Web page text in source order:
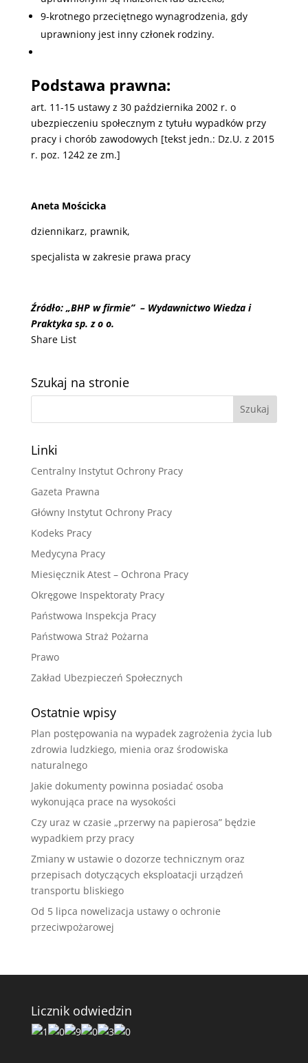
9-krotnego przeciętnego wynagrodzenia, gdy
uprawniony jest inny członek rodziny.
Podstawa prawna:
art. 11-15 ustawy z 30 października 2002 r. o
ubezpieczeniu społecznym z tytułu wypadków przy
pracy i chorób zawodowych [tekst jedn.: Dz.U. z 2015
r. poz. 1242 ze zm.]
Aneta Mościcka
dziennikarz, prawnik,
specjalista w zakresie prawa pracy
Źródło: „BHP w firmie” – Wydawnictwo Wiedza i
Praktyka sp. z o o.
Share List
Szukaj na stronie
Linki
Centralny Instytut Ochrony Pracy
Gazeta Prawna
Główny Instytut Ochrony Pracy
Kodeks Pracy
Medycyna Pracy
Miesięcznik Atest – Ochrona Pracy
Okręgowe Inspektoraty Pracy
Państwowa Inspekcja Pracy
Państwowa Straż Pożarna
Prawo
Zakład Ubezpieczeń Społecznych
Ostatnie wpisy
Plan postępowania na wypadek zagrożenia życia lub
zdrowia ludzkiego, mienia oraz środowiska
naturalnego
Jakie dokumenty powinna posiadać osoba
wykonująca prace na wysokości
Czy uraz w czasie „przerwy na papierosa” będzie
wypadkiem przy pracy
Zmiany w ustawie o dozorze technicznym oraz
przepisach dotyczących eksploatacji urządzeń
transportu bliskiego
Od 5 lipca nowelizacja ustawy o ochronie
przeciwpożarowej
Licznik odwiedzin